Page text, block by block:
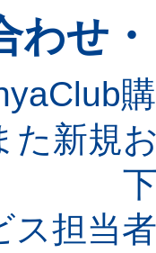
わせ
た新規
ス担当